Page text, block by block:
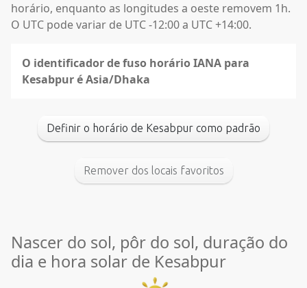
horário, enquanto as longitudes a oeste removem 1h.
O UTC pode variar de UTC -12:00 a UTC +14:00.
O identificador de fuso horário IANA para
Kesabpur é Asia/Dhaka
Definir o horário de Kesabpur como padrão
Remover dos locais favoritos
Nascer do sol, pôr do sol, duração do
dia e hora solar de Kesabpur